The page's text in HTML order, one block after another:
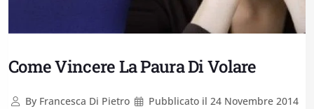
Come Vincere La Paura Di Volare
ByFrancesca Di Pietro Pubblicato il 24 Novembre 2014